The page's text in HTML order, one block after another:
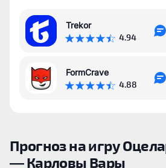
Trekor
4.94
FormCrave
4.88
Прогноз на игру
— Карловы Вары